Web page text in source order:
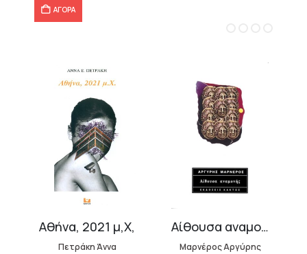
ΑΓΟΡΑ
Αθήνα, 2021 μ,Χ,
Πετράκη Άννα
Αίθουσα αναμονής
Μαρνέρος Αργύρης